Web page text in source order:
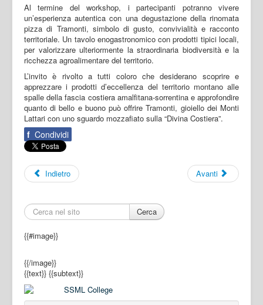
Al termine del workshop, i partecipanti potranno vivere
un’esperienza autentica con una degustazione della rinomata
pizza di Tramonti, simbolo di gusto, convivialità e racconto
territoriale. Un tavolo enogastronomico con prodotti tipici locali,
per valorizzare ulteriormente la straordinaria biodiversità e la
ricchezza agroalimentare del territorio.
L’invito è rivolto a tutti coloro che desiderano scoprire e
apprezzare i prodotti d’eccellenza del territorio montano alle
spalle della fascia costiera amalfitana-sorrentina e approfondire
quanto di bello e buono può offrire Tramonti, gioiello dei Monti
Lattari con uno sguardo mozzafiato sulla “Divina Costiera”.
f Condividi
Indietro Avanti
Cerca
{{#image}}
{{/image}}
{{text}} {{subtext}}